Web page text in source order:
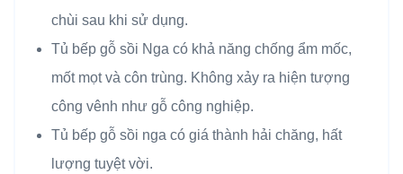
chùi sau khi sử dụng.
Tủ bếp gỗ sồi Nga có khả năng chống ẩm mốc,
mốt mọt và côn trùng. Không xảy ra hiện tượng
công vênh như gỗ công nghiệp.
Tủ bếp gỗ sồi nga có giá thành hải chăng, hất
lượng tuyệt vời.